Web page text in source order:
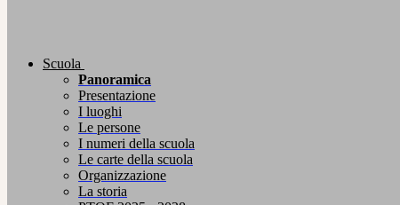
Scuola
Panoramica
Presentazione
I luoghi
Le persone
I numeri della scuola
Le carte della scuola
Organizzazione
La storia